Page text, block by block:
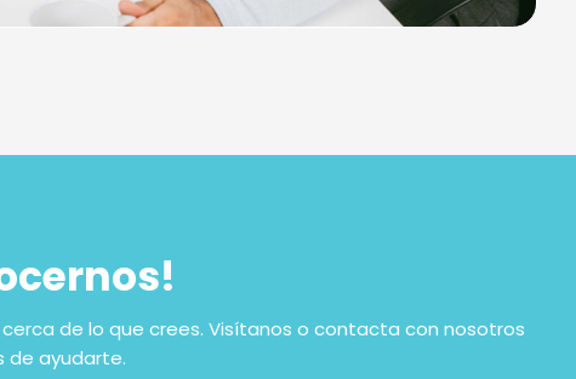
de lo que crees. Visítanos o contacta con nosotros
de ayudarte.